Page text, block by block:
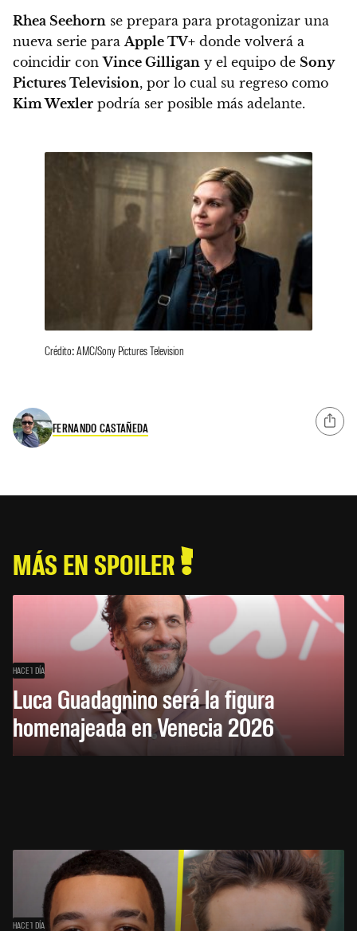
Rhea Seehorn se prepara para protagonizar una
nueva serie paraApple TV+ donde volverá a
coincidir conVince Gilligan y el equipo de Sony
Pictures Television, por lo cual su regreso como
Kim Wexler podría ser posible más adelante.
Crédito: AMC/Sony Pictures Television
FERNANDO CASTAÑEDA
MÁS EN SPOILER
HACE 1 DÍA
Luca Guadagnino será la figura
homenajeada en Venecia 2026
HACE 1 DÍA